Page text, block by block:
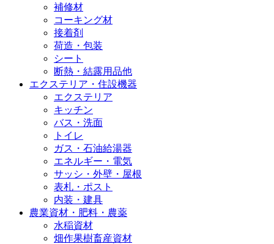
補修材
コーキング材
接着剤
荷造・包装
シート
断熱・結露用品他
エクステリア・住設機器
エクステリア
キッチン
バス・洗面
トイレ
ガス・石油給湯器
エネルギー・電気
サッシ・外壁・屋根
表札・ポスト
内装・建具
農業資材・肥料・農薬
水稲資材
畑作果樹畜産資材